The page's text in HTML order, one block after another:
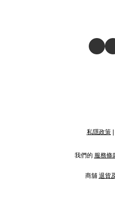
私隱政策|
我們的 服務條
商舖 退貨